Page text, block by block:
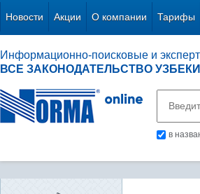
Новости Акции О компании Тарифы
Информационно-поисковые и
ВСЕ ЗАКОНОДАТЕЛЬСТВО
в